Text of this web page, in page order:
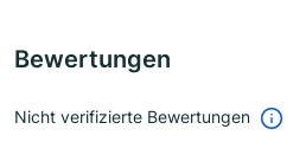
Bewertungen
Nicht verifizierte Bewertungen